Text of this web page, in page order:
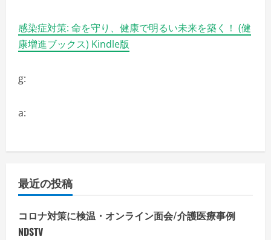
を
ご
覧
く
感染症対策: 命を守り、健康で明るい未来を築く！ (健
康増進ブックス) Kindle版
g:
a:
最近の投稿
コロナ対策に検温・オンライン面会/介護医療事例
NDSTV